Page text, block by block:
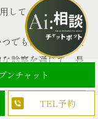
してください。
でも当院にご相談
診察を通じて、長
ます。
ンチャット
TEL予約